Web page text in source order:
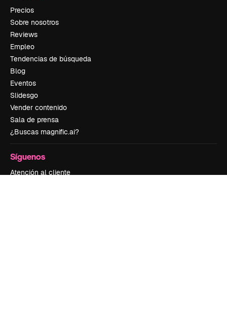
Precios
Sobre nosotros
Reviews
Empleo
Tendencias de búsqueda
Blog
Eventos
Slidesgo
Vender contenido
Sala de prensa
¿Buscas magnific.ai?
Síguenos
Atención al cliente